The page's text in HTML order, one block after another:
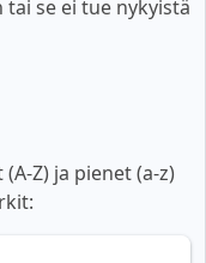
se ei tue nykyistä
Z) ja pienet (a-z)